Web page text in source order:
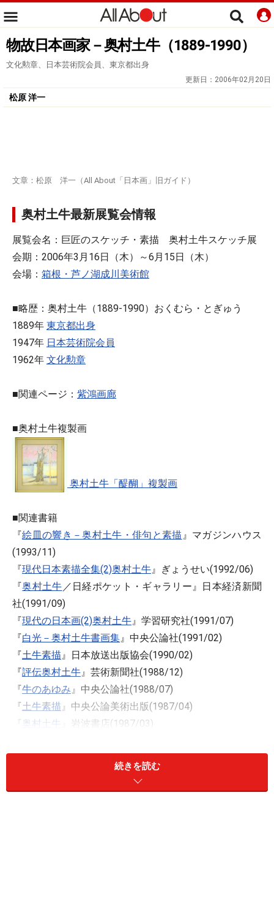
物故日本画家－奥村土牛（1889-1990）
文化勲章、日本芸術院会員、東京都出身
更新日： 2006年02月20日
松原 洋一
文章：松原 洋一（All About「日本画」旧ガイド）
奥村土牛最新展覧会情報
展覧会名：巨匠のスケッチ・素描 奥村土牛スケッチ展
会期：2006年3月16日（木）～6月15日（木）
会場： 箱根・芦ノ湖成川美術館
■略歴：奥村土牛（1889-1990）おくむら・とぎゅう
1889年 東京都出身
1947年 日本芸術院会員
1962年 文化勲章
■関連ページ： 紫鴻画廊
■奥村土牛複製画
奥村土牛「醍醐」複製画
■関連書籍
『絵皿の響き－奥村土牛・俳句と素描 』マガジンハウス
(1993/11)
『現代日本素描全集(2)奥村土牛』ぎょうせい(1992/06)
『奥村土牛 ／日経ポケット・ギャラリー』日本経済新聞
社(1991/09)
『現代の日本画(2)奥村土牛』学習研究社(1991/07)
『白光－奥村土牛書画集』中央公論社(1991/02)
『土牛素描』日本放送出版協会(1990/02)
『評伝奥村土牛』芸術新聞社(1988/12)
『牛のあゆみ』中央公論社(1988/07)
『土牛素描 』中央公論美術出版(1987/04)
奥村土牛 』岩波書店(1987/03)
続きを読む